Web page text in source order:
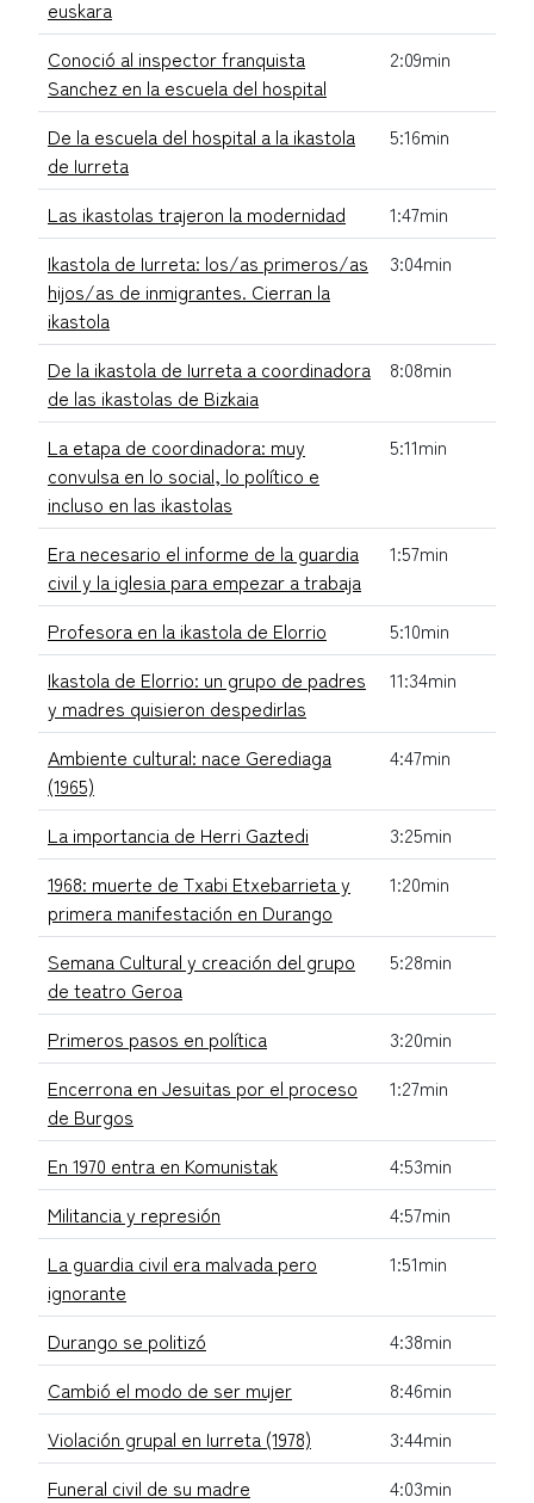
euskara
Conoció al inspector franquista
Sanchez en la escuela del hospital
2:09min
De la escuela del hospital a la ikastola
de Iurreta
5:16min
Las ikastolas trajeron la modernidad
1:47min
Ikastola de Iurreta: los/as primeros/as
hijos/as de inmigrantes. Cierran la
ikastola
3:04min
De la ikastola de Iurreta a coordinadora
de las ikastolas de Bizkaia
8:08min
La etapa de coordinadora: muy
convulsa en lo social, lo político e
incluso en las ikastolas
5:11min
Era necesario el informe de la guardia
civil y la iglesia para empezar a trabaja
1:57min
Profesora en la ikastola de Elorrio
5:10min
Ikastola de Elorrio: un grupo de padres
y madres quisieron despedirlas
11:34min
Ambiente cultural: nace Gerediaga
(1965)
4:47min
La importancia de Herri Gaztedi
3:25min
1968: muerte de Txabi Etxebarrieta y
primera manifestación en Durango
1:20min
Semana Cultural y creación del grupo
de teatro Geroa
5:28min
Primeros pasos en política
3:20min
Encerrona en Jesuitas por el proceso
de Burgos
1:27min
En 1970 entra en Komunistak
4:53min
Militancia y represión
4:57min
La guardia civil era malvada pero
ignorante
1:51min
Durango se politizó
4:38min
Cambió el modo de ser mujer
8:46min
Violación grupal en Iurreta (1978)
3:44min
Funeral civil de su madre
4:03min